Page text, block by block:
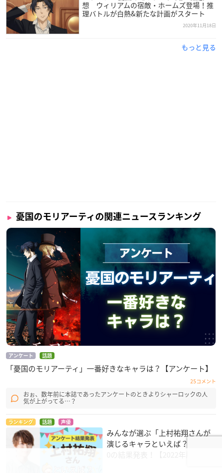
【放送情報】
TOKYO MX 10月11日より毎週日曜22時30分～
編集：植松淳一
音響監督：はたしょう二
音楽：橘 麻美
アニメーション制作：Production I.G
【メインキャスト】
ウィリアム・ジェームズ・モリアーティ：斉藤壮馬
アルバート・ジェームズ・モリアーティ：佐藤拓也
ルイス・ジェームズ・モリアーティ：小林千晃
セバスチャン・モラン：日野聡
フレッド・ポーロック：上村祐翔
シャーロック・ホームズ：古川 慎
ジョン・H・ワトソン：小野友樹
※敬称略
想 ウィリアムの宿敵・ホームズ登場！推
理バトルが白熱&新たな計画がスタート
2020年11月18日
もっと見る
憂国のモリアーティの関連ニュースランキング
アンケート 話題
「憂国のモリアーティ」一番好きなキャラは？【アンケート】
25コメント
おぉ、数年前に本誌であったアンケートのときよりシャーロックの人
気が上がってる…？
ランキング 話題 声優
みんなが選ぶ「上村祐翔さんが
演じるキャラといえば？」TOP1